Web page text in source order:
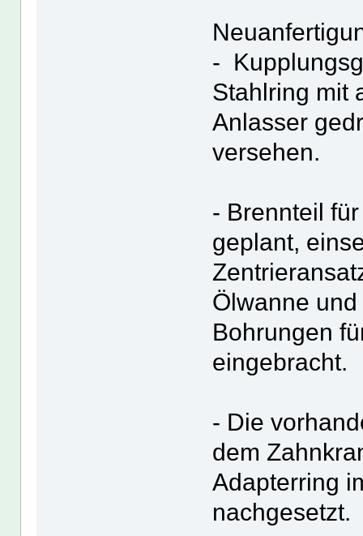
-
Stahlring mit
Anlasser
versehen.
- Brennteil
geplant,
Ölwanne
Bohrungen
eingebracht.
- Die
dem
Adapterring
nachgesetzt.